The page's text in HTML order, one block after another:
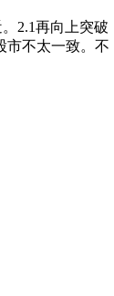
2.1再向上突破
市不太一致。不